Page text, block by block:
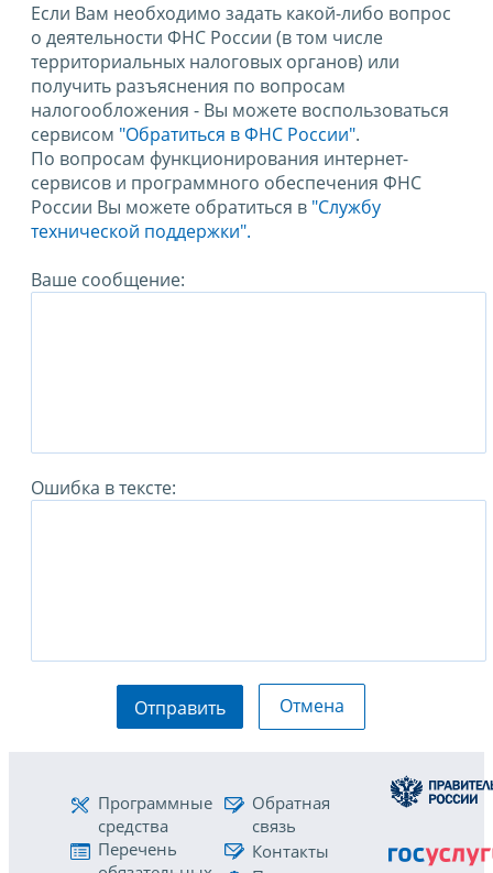
Если Вам необходимо задать какой-либо вопрос
о деятельности ФНС России (в том числе
территориальных налоговых органов) или
получить разъяснения по вопросам
налогообложения - Вы можете воспользоваться
сервисом "Обратиться в ФНС России".
По вопросам функционирования интернет-
сервисов и программного обеспечения ФНС
России Вы можете обратиться в "Службу
технической поддержки".
Ваше сообщение:
Ошибка в тексте:
Отправить Отмена
Программные
средства
Перечень
Обратная
связь
Контакты